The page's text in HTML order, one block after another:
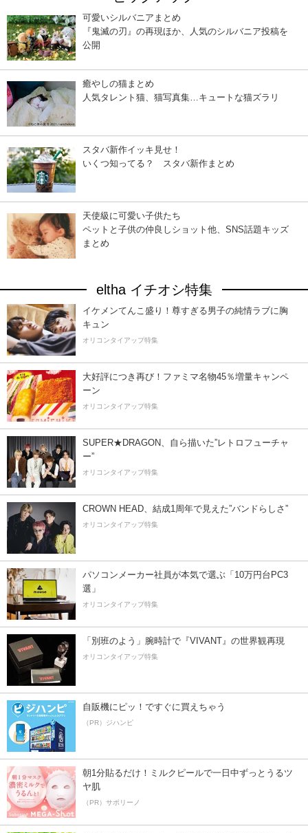
可愛いシルバニアまとめ
『鬼滅の刃』の再現ほか、人気のシルバニア投稿を
公開
癒やしの猫まとめ
人気タレント猫、猫写真集…キュートな猫ズラリ
スタバ新作イッキ見せ！
いくつ知ってる？ スタバ新作まとめ
天使級に可愛い子供たち
ペットと子供の仲良しショット他、SNS話題キッズ
まとめ
eltha イチオシ特集
イケメンてんこ盛り！尊すぎる男子の純情ラブに胸
キュン
オリコンタイアップ特集
大好評につき再び！ファミマ名物45％増量キャンペ
ーン
オリコンタイアップ特集
SUPER★DRAGON、自ら描いた”レトロフューチャ
ー”
オリコンタイアップ特集
CROWN HEAD、結成1周年で見えた”バンドらしさ”
オリコンタイアップ特集
パソコンメーカー社員が本気で選ぶ「10万円台PC3
選」
オリコンタイアップ特集
「別班のよう」腕時計で『VIVANT』の世界観再現
オリコンタイアップ特集
自販機にピッ！ですぐに買えちゃう
（PR）ジハンピ
朝1分貼るだけ！ミルクピールで一日中ずっとうるツ
ヤ肌
（PR）サボリーノ